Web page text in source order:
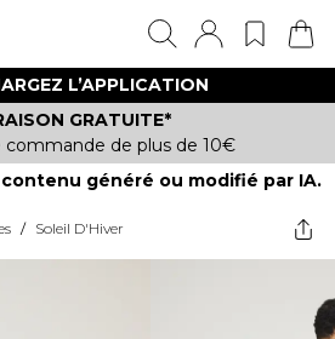
L’APPLICATION
GRATUITE*
de plus de 10€
généré ou modifié par IA.
/ Soleil D'Hiver